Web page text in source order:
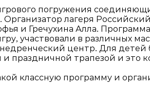
погружения
лагеря
и Гречухина Алла.
участвовали в различных
центр. Для детей
праздничной трапезой и это
классную программу и